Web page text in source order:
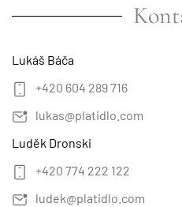
Lukáš Báča
+420 604 289 716
lukas@platidlo.com
Luděk Dronski
+420 774 222 122
ludek@platidlo.com